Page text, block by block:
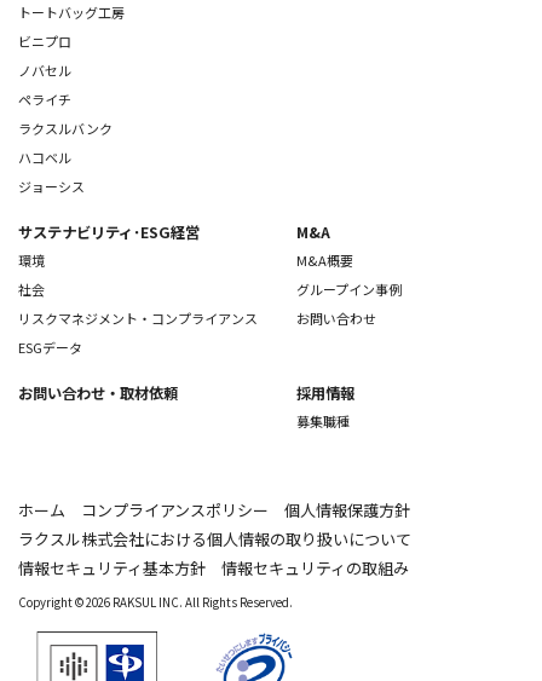
トートバッグ工房
ビニプロ
ノバセル
ペライチ
ラクスルバンク
ハコベル
ジョーシス
サステナビリティ･ESG経営
環境
社会
リスクマネジメント・コンプライアンス
ESGデータ
M&A
M&A概要
グループイン事例
お問い合わせ
お問い合わせ ・取材依頼 採用情報
募集職種
ホーム コンプライアンスポリシー
個人情報保護方針
ラクスル株式会社における個人情報の取り扱いについて
情報セキュリティ基本方針
情報セキュリティの取組み
Copyright © 2026 RAKSUL INC. All Rights Reserved.